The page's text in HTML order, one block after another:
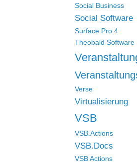
Social Business
Social Software
Surface Pro 4
Theobald Software
Verse
Virtualisierung
VSB
VSB.Actions
VSB.Docs
VSB Actions